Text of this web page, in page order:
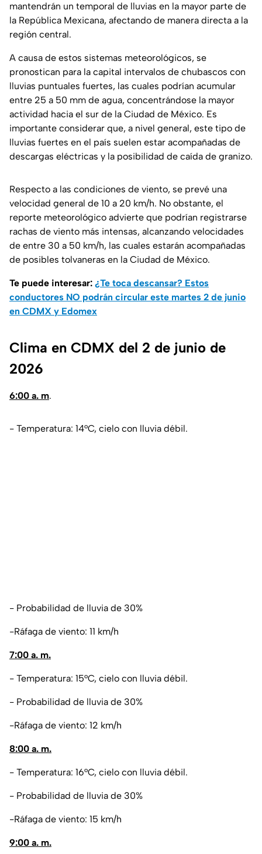
mantendrán un temporal de lluvias en la mayor parte de
la República Mexicana, afectando de manera directa a la
región central.
A causa de estos sistemas meteorológicos, se
pronostican para la capital intervalos de chubascos con
lluvias puntuales fuertes, las cuales podrían acumular
entre 25 a 50 mm de agua, concentrándose la mayor
actividad hacia el sur de la Ciudad de México. Es
importante considerar que, a nivel general, este tipo de
lluvias fuertes en el país suelen estar acompañadas de
descargas eléctricas y la posibilidad de caída de granizo.
Respecto a las condiciones de viento, se prevé una
velocidad general de 10 a 20 km/h. No obstante, el
reporte meteorológico advierte que podrían registrarse
rachas de viento más intensas, alcanzando velocidades
de entre 30 a 50 km/h, las cuales estarán acompañadas
de posibles tolvaneras en la Ciudad de México.
Te puede interesar: ¿Te toca descansar? Estos
conductores NO podrán circular este martes 2 de junio
en CDMX y Edomex
Clima en CDMX del 2 de junio de
2026
6:00 a. m.
- Temperatura: 14°C, cielo con lluvia débil.
- Probabilidad de lluvia de 30%
-Ráfaga de viento: 11 km/h
7:00 a. m.
- Temperatura: 15°C, cielo con lluvia débil.
- Probabilidad de lluvia de 30%
-Ráfaga de viento: 12 km/h
8:00 a. m.
- Temperatura: 16°C, cielo con lluvia débil.
- Probabilidad de lluvia de 30%
-Ráfaga de viento: 15 km/h
9:00 a. m.